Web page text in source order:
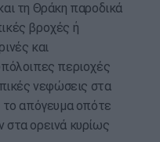
τη Θράκη παροδικά
βροχές ή
και
περιοχές
νεφώσεις στα
το απόγευμα οπότε
στα ορεινά κυρίως